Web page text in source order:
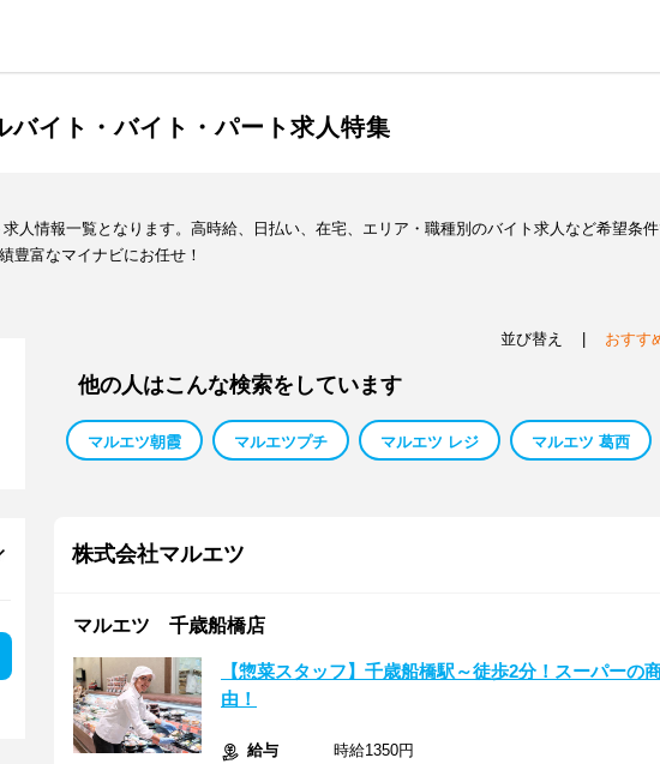
バイト・バイト・パート求人特集
人情報一覧となります。高時給、日払い、在宅、エリア・職種別のバイト求人など希望条
豊富なマイナビにお任せ！
並び替え おすす
他の人はこんな検索をしています
マルエツ朝霞 マルエツプチ マルエツ レジ マルエツ 葛西
株式会社マルエツ
マルエツ 千歳船橋店
【惣菜スタッフ】千歳船橋駅～徒歩2分！スーパーの
由！
給与
時給1350円